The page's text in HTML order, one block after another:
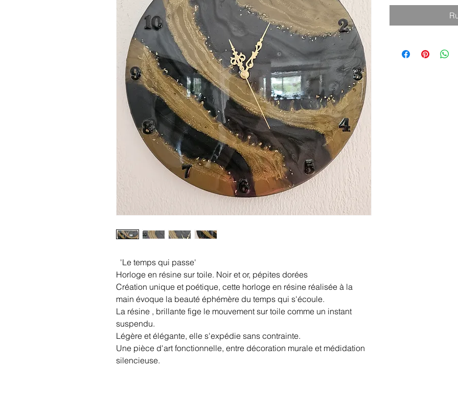
'Le temps qui passe'
Horloge en résine sur toile. Noir et or, pépites dorées
Création unique et poétique, cette horloge en résine réalisée à la
main évoque la beauté éphémère du temps qui s'écoule.
La résine , brillante fige le mouvement sur toile comme un instant
suspendu.
Légère et élégante, elle s'expédie sans contrainte.
Une pièce d'art fonctionnelle, entre décoration murale et médidation
silencieuse.